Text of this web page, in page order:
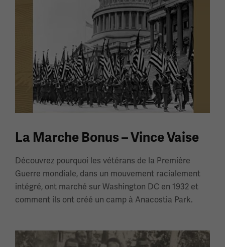
La Marche Bonus – Vince Vaise
Découvrez pourquoi les vétérans de la Première
Guerre mondiale, dans un mouvement racialement
intégré, ont marché sur Washington DC en 1932 et
comment ils ont créé un camp à Anacostia Park.